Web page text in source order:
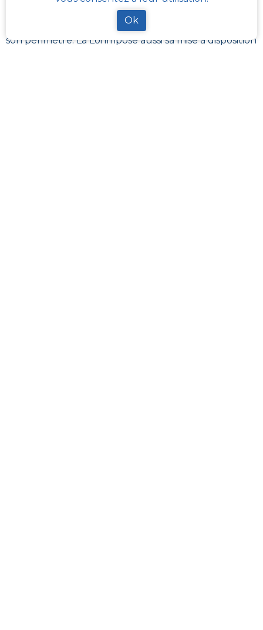
Chaque administration locale a pour responsabilité
de maintenir à jour les documents d’urbanisme de
son périmètre. La Loi impose aussi sa mise à disposition
Ok